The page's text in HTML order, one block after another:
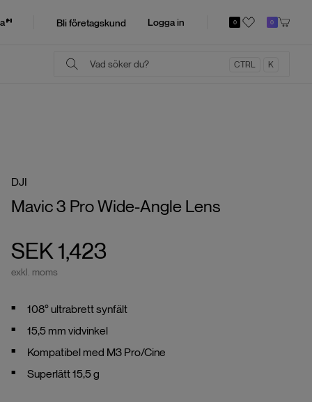
Bli företagskund Logga in 0 0
CTRL K
DJI
Mavic 3 Pro Wide-Angle Lens
SEK 1,423
exkl. moms
108° ultrabrett synfält
15,5 mm vidvinkel
Kompatibel med M3 Pro/Cine
Superlätt 15,5 g